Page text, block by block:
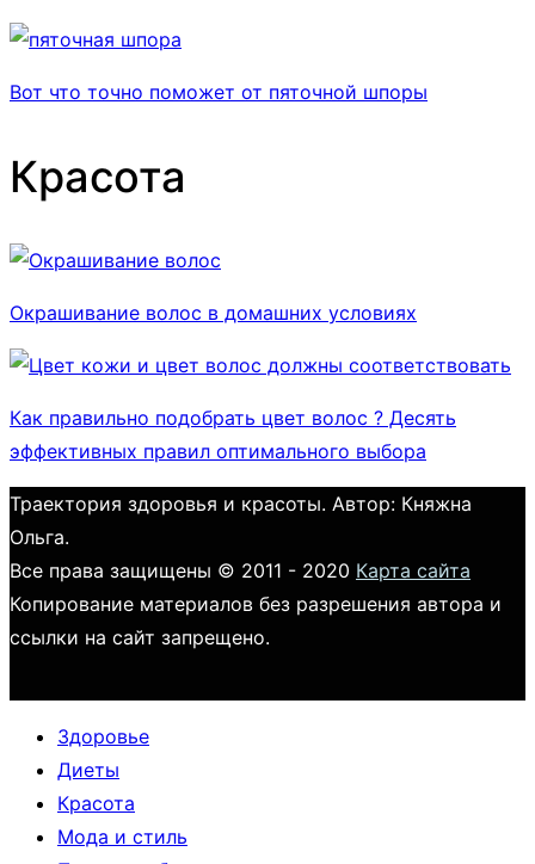
Вот что точно поможет от пяточной шпоры
Красота
Окрашивание волос в домашних условиях
Как правильно подобрать цвет волос ? Десять
эффективных правил оптимального выбора
Траектория здоровья и красоты. Автор: Княжна
Ольга.
Все права защищены © 2011 - 2020 Карта сайта
Копирование материалов без разрешения автора и
ссылки на сайт запрещено.
Здоровье
Диеты
Красота
Мода и стиль